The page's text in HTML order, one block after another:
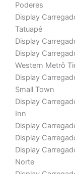
Poderes
Display
Tatuapé
Display
Display
Western Metrô
Display
Small Town
Display
Inn
Display
Display
Display
Norte